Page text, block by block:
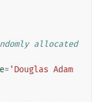
allocated
= 'Douglas Adam